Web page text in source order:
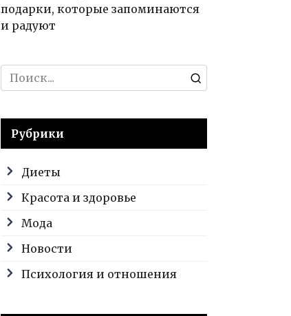
подарки, которые запоминаются
и радуют
Search
for:
Рубрики
Диеты
Красота и здоровье
Мода
Новости
Психология и отношения